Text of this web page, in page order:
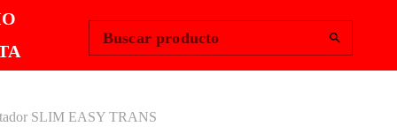
Buscar producto
SLIM EASY TRANS